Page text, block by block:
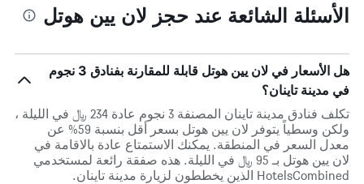
الأسئلة الشائعة عند حجز لان يين هوتل
هل الأسعار في لان يين هوتل قابلة للمقارنة بفنادق 3 نجوم
في مدينة تاينان؟
تكلف فنادق مدينة تاينان المصنفة 3 نجوم عادة 234 ﷼ في الليلة ،
ولكن وسطياً يتوفر لان يين هوتل بسعر أقل بنسبة 59% عن
معدل السعر في المنطقة. يمكنك الاستمتاع عادة بالاقامة في
لان يين هوتل بـ 95 ﷼ في الليلة. هذه صفقة رائعة لمستخدمي
HotelsCombined الذين يخططون لزيارة مدينة تاينان.